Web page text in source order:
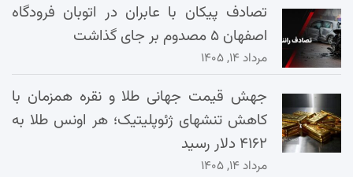
تصادف پیکان با عابران در اتوبان فرودگاه
اصفهان ۵ مصدوم بر جای گذاشت
مرداد ۱۴, ۱۴۰۵
جهش قیمت جهانی طلا و نقره همزمان با
کاهش تنشهای ژئوپلیتیک؛ هر اونس طلا به
۴۱۶۲ دلار رسید
مرداد ۱۴, ۱۴۰۵